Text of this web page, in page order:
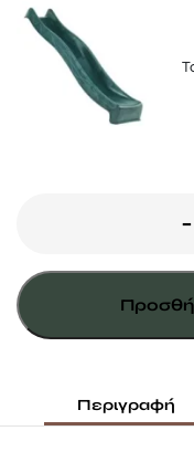
-
Περιγραφή